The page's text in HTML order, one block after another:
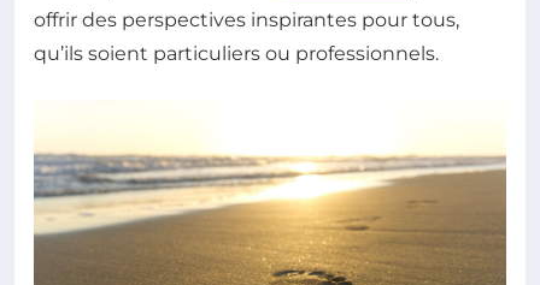
offrir des perspectives inspirantes pour tous,
qu’ils soient particuliers ou professionnels.